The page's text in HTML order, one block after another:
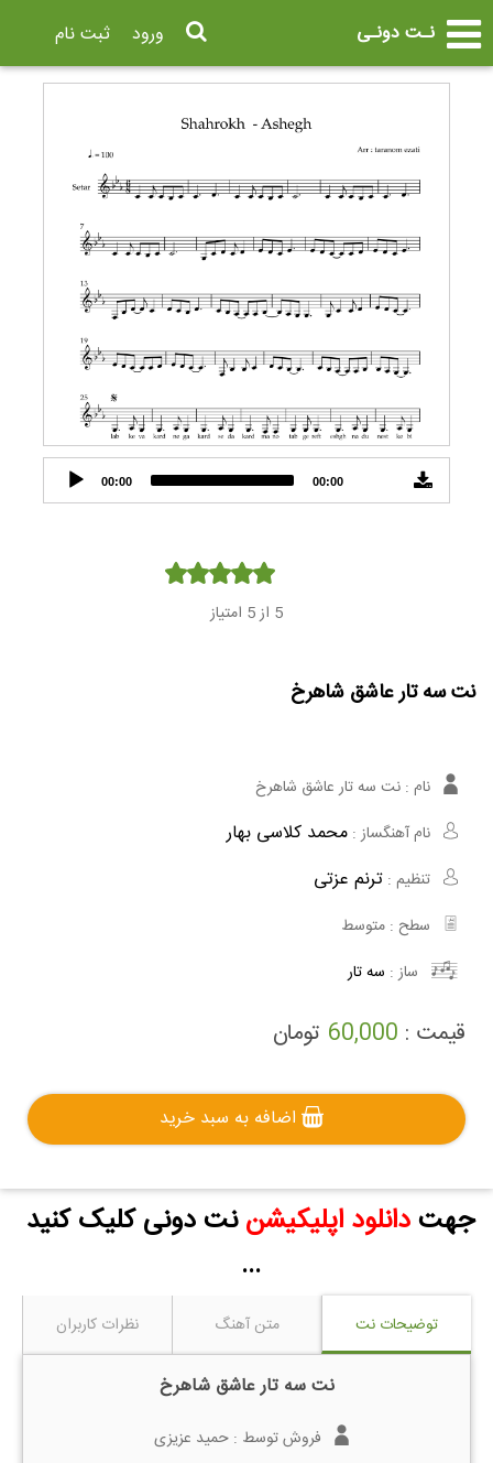
نـت دونـی ثبت نام ورود
Audio
Player
00:00 00:00
5 از 5 امتیاز
نت سه تار عاشق شاهرخ
نام : نت سه تار عاشق شاهرخ
نام آهنگساز : محمد کلاسی بهار
تنظیم : ترنم عزتی
سطح : متوسط
ساز : سه تار
قیمت : 60,000 تومان
اضافه به سبد خرید
جهتدانلود اپلیکیشن نت دونی کلیک کنید
...
توضیحات نت متن آهنگ نظرات کاربران
نت سه تار عاشق شاهرخ
فروش توسط : حمید عزیزی